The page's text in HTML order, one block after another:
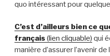
quo intéressant pour
C’est d’ailleurs bien ce
français (lien cliquable) qui
manière d’assurer l’avenir